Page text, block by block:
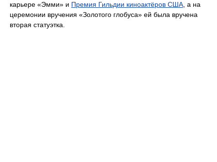
карьере «Эмми» и Премия Гильдии киноактёров США, а на
церемонии вручения «Золотого глобуса» ей была вручена
вторая статуэтка.